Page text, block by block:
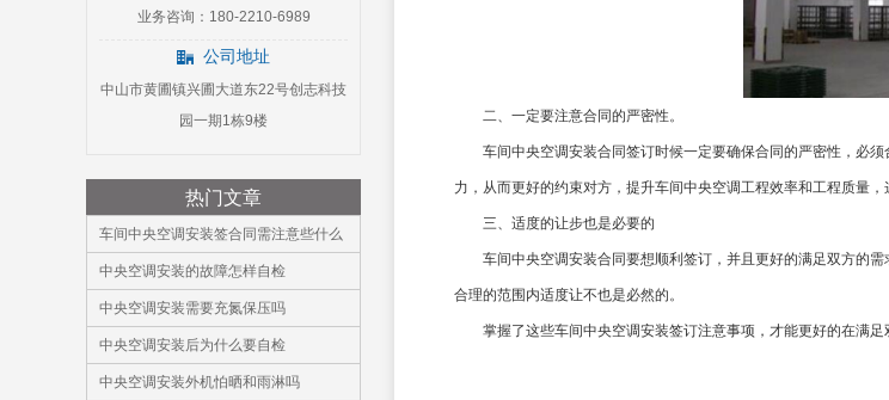
业务咨询：180-2210-6989
公司地址
中山市黄圃镇兴圃大道东22号创志科技
园一期1栋9楼
热门文章
车间中央空调安装签合同需注意些什么
中央空调安装的故障怎样自检
中央空调安装需要充氮保压吗
中央空调安装后为什么要自检
中央空调安装外机怕晒和雨淋吗
二、一定要注意合同的严密性。
车间中央空调安装合同签订时候一定要确保合同的严密性，必须
力，从而更好的约束对方，提升车间中央空调工程效率和工程质量，
三、适度的让步也是必要的
车间中央空调安装合同要想顺利签订，并且更好的满足双方的需
合理的范围内适度让不也是必然的。
掌握了这些车间中央空调安装签订注意事项，才能更好的在满足